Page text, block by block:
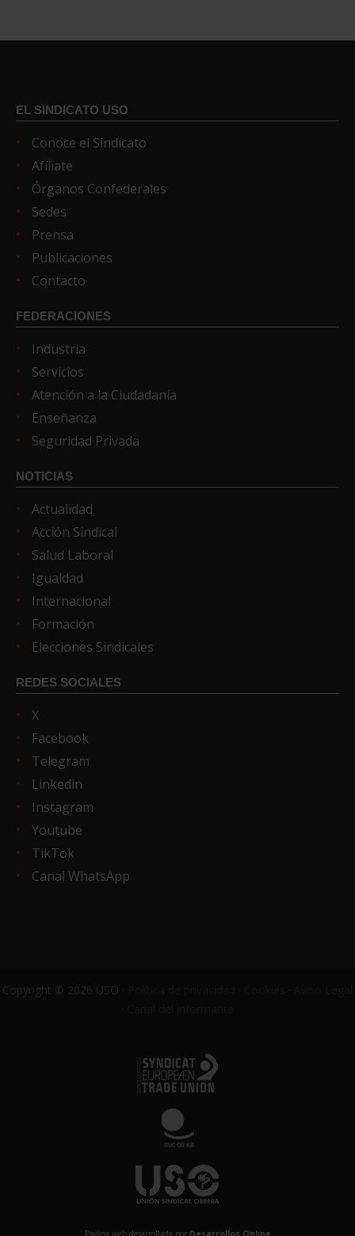
EL SINDICATO USO
Conoce el Sindicato
Afíliate
Órganos Confederales
Sedes
Prensa
Publicaciones
Contacto
FEDERACIONES
Industria
Servicios
Atención a la Ciudadanía
Enseñanza
Seguridad Privada
NOTICIAS
Actualidad
Acción Sindical
Salud Laboral
Igualdad
Internacional
Formación
Elecciones Sindicales
REDES SOCIALES
X
Facebook
Telegram
Linkedin
Instagram
Youtube
TikTok
Canal WhatsApp
Copyright © 2026 USO ·
Página web desarrollada por Desarrollos Online